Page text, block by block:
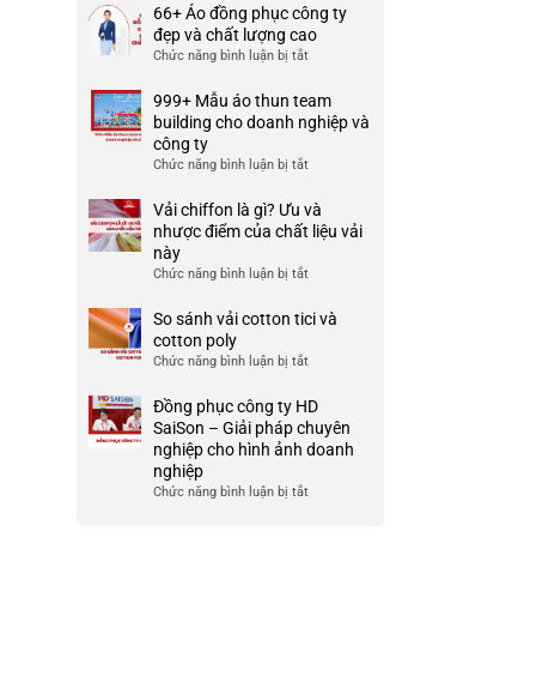
đẹp
và
uy
ở
TP
liệu
cotton
Ưu
và
điểm
nó
66+ Áo đồng phục công ty
đẹp và chất lượng cao
Chức năng bình luận bị tắtở
Áo
đồng
phục
và
chất
cao
999+ Mẫu áo thun team
building cho doanh nghiệp và
công ty
Chức năng bình luận bị tắtở
Mẫu
áo
thun
doanh
và
ty
Vải chiffon là gì? Ưu và
nhược điểm của chất liệu vải
này
Chức năng bình luận bị tắtở
chiffon
nhược
điểm
của
liệu
So sánh vải cotton tici và
cotton poly
Chức năng bình luận bị tắtở
sánh
vải
cotton
Đồng phục công ty HD
SaiSon – Giải pháp chuyên
nghiệp cho hình ảnh doanh
nghiệp
Chức năng bình luận bị tắtở